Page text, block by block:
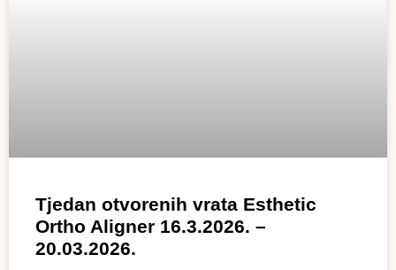
Tjedan otvorenih vrata Esthetic
Ortho Aligner 16.3.2026. –
20.03.2026.